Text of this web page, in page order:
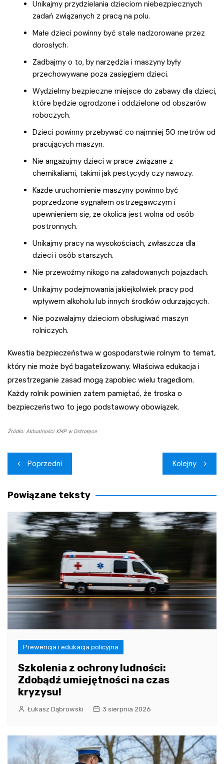
Unikajmy przydzielania dzieciom niebezpiecznych
zadań związanych z pracą na polu.
Małe dzieci powinny być stale nadzorowane przez
dorosłych.
Zadbajmy o to, by narzędzia i maszyny były
przechowywane poza zasięgiem dzieci.
Wydzielmy bezpieczne miejsce do zabawy dla dzieci,
które będzie ogrodzone i oddzielone od obszarów
roboczych.
Dzieci powinny przebywać co najmniej 50 metrów od
pracujących maszyn.
Nie angażujmy dzieci w prace związane z
chemikaliami, takimi jak pestycydy czy nawozy.
Każde uruchomienie maszyny powinno być
poprzedzone sygnałem ostrzegawczym i
upewnieniem się, że okolica jest wolna od osób
postronnych.
Unikajmy pracy na wysokościach, zwłaszcza dla
dzieci i osób starszych.
Nie przewoźmy nikogo na załadowanych pojazdach.
Unikajmy podejmowania jakiejkolwiek pracy pod
wpływem alkoholu lub innych środków odurzających.
Nie pozwalajmy dzieciom obsługiwać maszyn
rolniczych.
Kwestia bezpieczeństwa w gospodarstwie rolnym to temat,
który nie może być bagatelizowany. Właściwa edukacja i
przestrzeganie zasad mogą zapobiec wielu tragediom.
Każdy rolnik powinien zatem pamiętać, że troska o
bezpieczeństwo to jego podstawowy obowiązek.
Źródło: Aktualności KMP w Ostrołęce
Nawigacja
wpisu
Poprzedni Kolejny
Powiązane teksty
Prewencja i edukacja policyjna
Szkolenia z ochrony ludności:
Zdobądź umiejętności na czas
kryzysu!
Łukasz Dąbrowski 3 sierpnia 2026